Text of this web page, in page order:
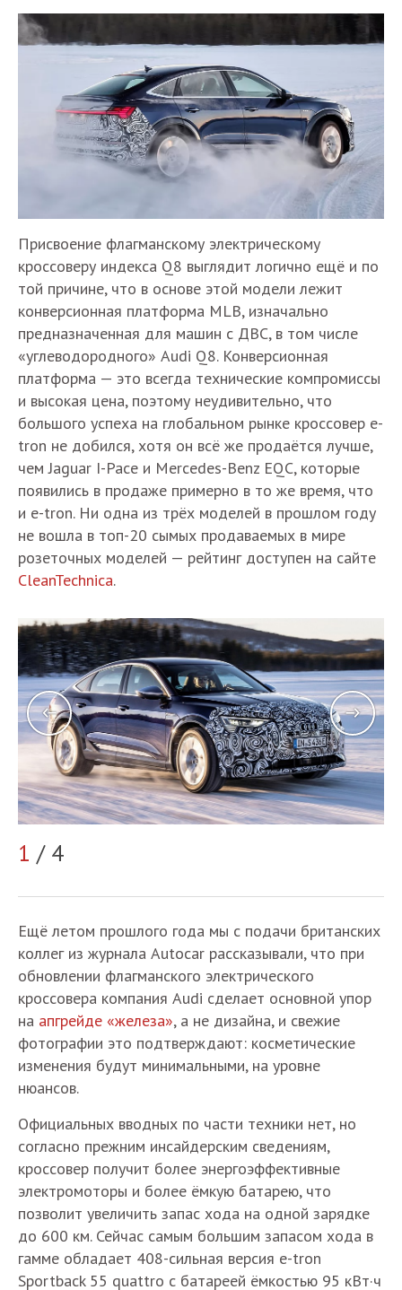
Присвоение флагманскому электрическому
кроссоверу индекса Q8 выглядит логично ещё и по
той причине, что в основе этой модели лежит
конверсионная платформа MLB, изначально
предназначенная для машин с ДВС, в том числе
«углеводородного» Audi Q8. Конверсионная
платформа — это всегда технические компромиссы
и высокая цена, поэтому неудивительно, что
большого успеха на глобальном рынке кроссовер e-
tron не добился, хотя он всё же продаётся лучше,
чем Jaguar I-Pace и Mercedes-Benz EQC, которые
появились в продаже примерно в то же время, что
и e-tron. Ни одна из трёх моделей в прошлом году
не вошла в топ-20 сымых продаваемых в мире
розеточных моделей — рейтинг доступен на сайте
CleanTechnica.
1 / 4
Ещё летом прошлого года мы с подачи британских
коллег из журнала Autocar рассказывали, что при
обновлении флагманского электрического
кроссовера компания Audi сделает основной упор
на апгрейде «железа», а не дизайна, и свежие
фотографии это подтверждают: косметические
изменения будут минимальными, на уровне
нюансов.
Официальных вводных по части техники нет, но
согласно прежним инсайдерским сведениям,
кроссовер получит более энергоэффективные
электромоторы и более ёмкую батарею, что
позволит увеличить запас хода на одной зарядке
до 600 км. Сейчас самым большим запасом хода в
гамме обладает 408-сильная версия e-tron
Sportback 55 quattro с батареей ёмкостью 95 кВт·ч